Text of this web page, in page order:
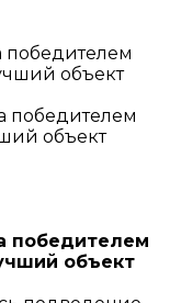
победителем
объект
победителем
объект